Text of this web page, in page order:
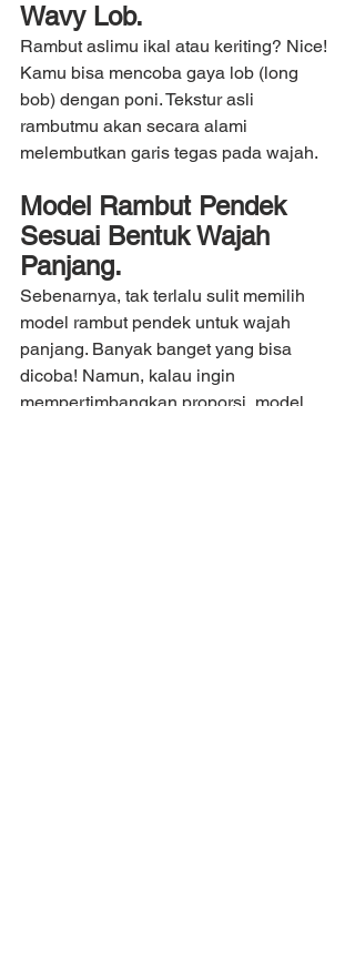
Wavy Lob.
Rambut aslimu ikal atau keriting? Nice!
Kamu bisa mencoba gaya lob (long
bob) dengan poni. Tekstur asli
rambutmu akan secara alami
melembutkan garis tegas pada wajah.
Model Rambut Pendek
Sesuai Bentuk Wajah
Panjang.
Sebenarnya, tak terlalu sulit memilih
model rambut pendek untuk wajah
panjang. Banyak banget yang bisa
dicoba! Namun, kalau ingin
mempertimbangkan proporsi, model